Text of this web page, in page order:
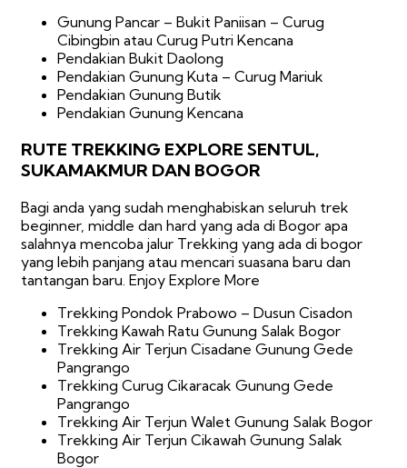
Gunung Pancar – Bukit Paniisan – Curug
Cibingbin atau Curug Putri Kencana
Pendakian Bukit Daolong
Pendakian Gunung Kuta – Curug Mariuk
Pendakian Gunung Butik
Pendakian Gunung Kencana
RUTE TREKKING EXPLORE SENTUL,
SUKAMAKMUR DAN BOGOR
Bagi anda yang sudah menghabiskan seluruh trek
beginner, middle dan hard yang ada di Bogor apa
salahnya mencoba jalur Trekking yang ada di bogor
yang lebih panjang atau mencari suasana baru dan
tantangan baru. Enjoy Explore More
Trekking Pondok Prabowo – Dusun Cisadon
Trekking Kawah Ratu Gunung Salak Bogor
Trekking Air Terjun Cisadane Gunung Gede
Pangrango
Trekking Curug Cikaracak Gunung Gede
Pangrango
Trekking Air Terjun Walet Gunung Salak Bogor
Trekking Air Terjun Cikawah Gunung Salak
Bogor